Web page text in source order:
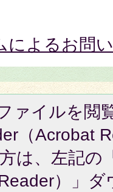
によるお問
ァイルを閲
（Acrobat
は、左記の
）」